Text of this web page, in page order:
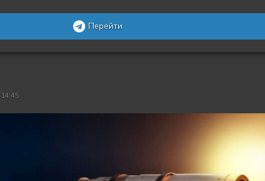
Перейти